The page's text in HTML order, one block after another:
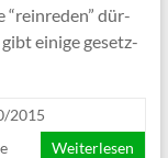
“rein­re­den” dür­
gibt eini­ge gesetz­
2015
Weiterlesen